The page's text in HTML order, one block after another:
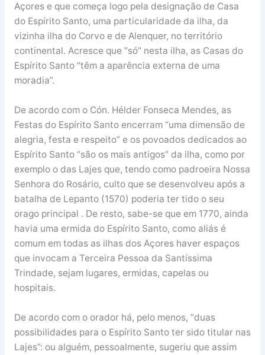
Açores e que começa logo pela designação de Casa
do Espírito Santo, uma particularidade da ilha, da
vizinha ilha do Corvo e de Alenquer, no território
continental. Acresce que “só” nesta ilha, as Casas do
Espírito Santo “têm a aparência externa de uma
moradia”.
De acordo com o Cón. Hélder Fonseca Mendes, as
Festas do Espírito Santo encerram “uma dimensão de
alegria, festa e respeito” e os povoados dedicados ao
Espírito Santo “são os mais antigos” da ilha, como por
exemplo o das Lajes que, tendo como padroeira Nossa
Senhora do Rosário, culto que se desenvolveu após a
batalha de Lepanto (1570) poderia ter tido o seu
orago principal . De resto, sabe-se que em 1770, ainda
havia uma ermida do Espírito Santo, como aliás é
comum em todas as ilhas dos Açores haver espaços
que invocam a Terceira Pessoa da Santíssima
Trindade, sejam lugares, ermidas, capelas ou
hospitais.
De acordo com o orador há, pelo menos, “duas
possibilidades para o Espírito Santo ter sido titular nas
Lajes”: ou alguém, pessoalmente, sugeriu que assim